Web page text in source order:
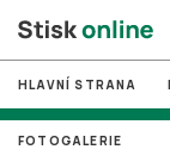
# MUNI
HLAVNÍ STRANA
FOTOGALERIE